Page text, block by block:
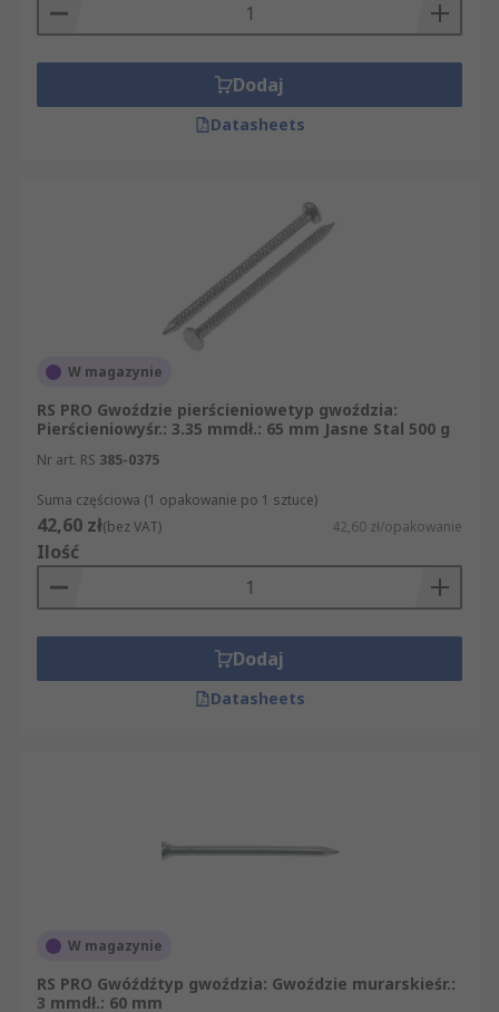
Dodaj
Datasheets
W magazynie
RS PRO Gwoździe pierścieniowetyp gwoździa:
Pierścieniowyśr.: 3.35 mmdł.: 65 mm Jasne Stal 500 g
Nr art. RS 385-0375
Suma częściowa (1 opakowanie po 1 sztuce)
42,60 zł(bez VAT) 42,60 zł/opakowanie
Ilość
Dodaj
Datasheets
W magazynie
RS PRO Gwóźdźtyp gwoździa: Gwoździe murarskieśr.:
3 mmdł.: 60 mm